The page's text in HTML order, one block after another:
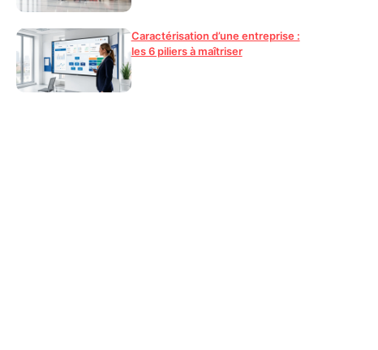
Caractérisation d’une entreprise :
les 6 piliers à maîtriser